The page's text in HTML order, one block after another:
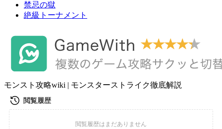
禁忌の獄
絶級トーナメント
モンスト攻略wiki | モンスターストライク徹底解説